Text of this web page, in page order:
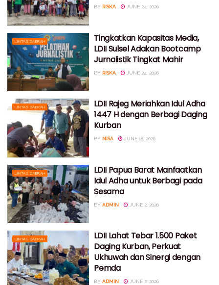
BY RISKA JUNE 24, 2026
LINTAS DAERAH
Tingkatkan Kapasitas Media,
LDII Sulsel Adakan Bootcamp
Jurnalistik Tingkat Mahir
BY RISKA JUNE 24, 2026
LINTAS DAERAH
LDII Rajeg Meriahkan Idul Adha
1447 H dengan Berbagi Daging
Kurban
BY NISA JUNE 18, 2026
LINTAS DAERAH
LDII Papua Barat Manfaatkan
Idul Adha untuk Berbagi pada
Sesama
BY ADMIN JUNE 2, 2026
LINTAS DAERAH
LDII Lahat Tebar 1.500 Paket
Daging Kurban, Perkuat
Ukhuwah dan Sinergi dengan
Pemda
BY ADMIN JUNE 2, 2026